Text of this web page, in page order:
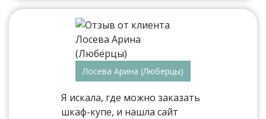
Лосева Арина (Люберцы)
Я искала, где можно заказать
шкаф-купе, и нашла сайт